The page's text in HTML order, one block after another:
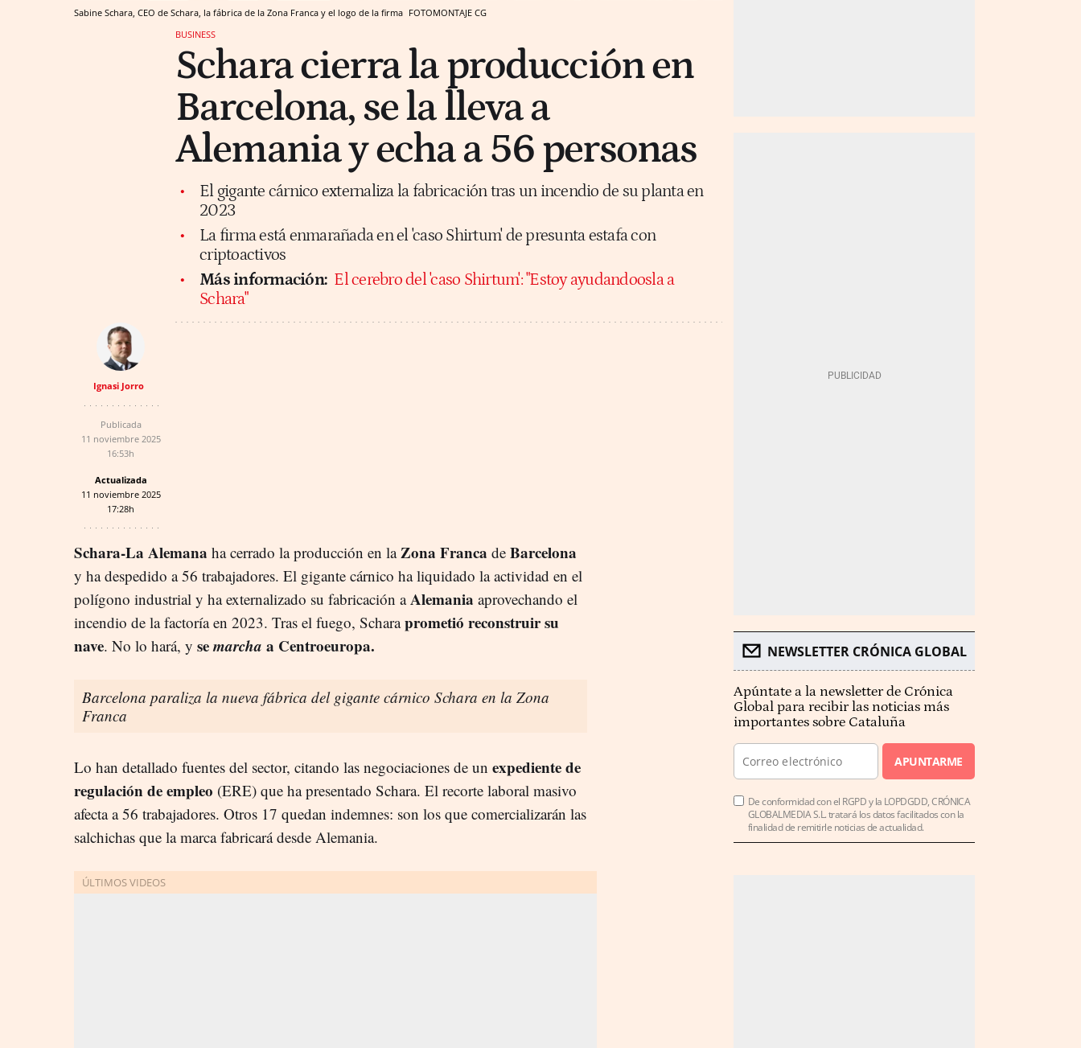
Sabine Schara, CEO de Schara, la fábrica de la Zona Franca y el logo de la firma FOTOMONTAJE CG
BUSINESS
Schara cierra la producción en
Barcelona, se la lleva a
Alemania y echa a 56 personas
El gigante cárnico externaliza la fabricación tras un incendio de su planta en
2023
La firma está enmarañada en el 'caso Shirtum' de presunta estafa con
criptoactivos
Más información: El cerebro del 'caso Shirtum': "Estoy ayudandoosla a
Schara"
Ignasi Jorro
Publicada
11 noviembre 2025
16:53h
Actualizada
11 noviembre 2025
17:28h
Schara-La Alemana ha cerrado la producción en laZona Franca de Barcelona
y ha despedido a 56 trabajadores. El gigante cárnico ha liquidado la actividad en el
polígono industrial y ha externalizado su fabricación aAlemania aprovechando el
incendio de la factoría en 2023. Tras el fuego, Scharaprometió reconstruir su
nave. No lo hará, y semarcha a Centroeuropa.
Barcelona paraliza la nueva fábrica del gigante cárnico Schara en la Zona
Franca
Lo han detallado fuentes del sector, citando las negociaciones de un expediente de
regulación de empleo (ERE) que ha presentado Schara. El recorte laboral masivo
afecta a 56 trabajadores. Otros 17 quedan indemnes: son los que comercializarán las
salchichas que la marca fabricará desde Alemania.
NEWSLETTER CRÓNICA GLOBAL
Apúntate a la newsletter de Crónica
Global para recibir las noticias más
importantes sobre Cataluña
APUNTARME
De conformidad con el RGPD y la LOPDGDD, CRÓNICA
GLOBALMEDIA S.L. tratará los datos facilitados con la
finalidad de remitirle noticias de actualidad.